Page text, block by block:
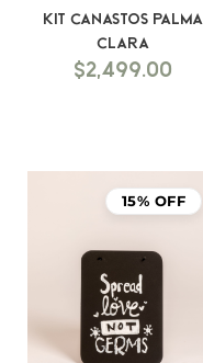
Kit canastos palma
clara
$2,499.00
15% OFF